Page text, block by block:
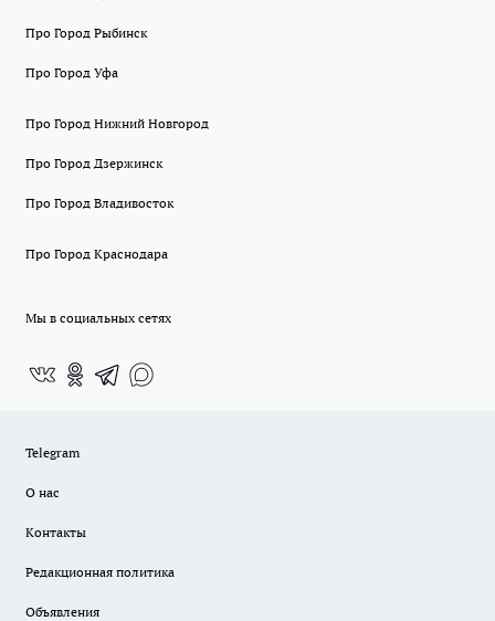
Про Город Рыбинск
Про Город Уфа
Про Город Нижний Новгород
Про Город Дзержинск
Про Город Владивосток
Про Город Краснодара
Мы в социальных сетях
Telegram
О нас
Контакты
Редакционная политика
Объявления